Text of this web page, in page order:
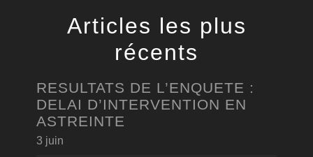
Articles les plus
récents
RESULTATS DE L’ENQUETE :
DELAI D’INTERVENTION EN
ASTREINTE
3 juin